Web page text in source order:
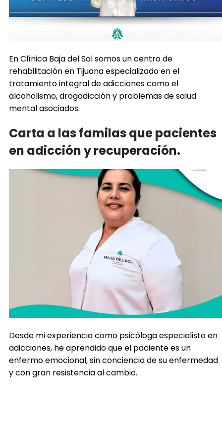
En Clínica Baja del Sol somos un centro de
rehabilitación en Tijuana especializado en el
tratamiento integral de adicciones como el
alcoholismo, drogadicción y problemas de salud
mental asociados.
Carta a las familas que pacientes
en adicción y recuperación.
Desde mi experiencia como psicóloga especialista en
adicciones, he aprendido que el paciente es un
enfermo emocional, sin conciencia de su enfermedad
y con gran resistencia al cambio.